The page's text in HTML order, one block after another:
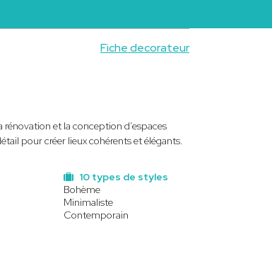
Fiche decorateur
rénovation et la conception d’espaces
pour créer lieux cohérents et élégants.
10 types de styles
Bohème
Minimaliste
Contemporain